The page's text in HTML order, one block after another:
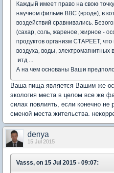
Каждый имеет право на свою
научном фильме BBC (вроде), в
воздействий сравнивались.
(сахар, соль, жареное, жирное -
продуктов организм СТАРЕЕТ, что
воздуха, воды, электромагнитных
итд ...
А на чем основаны Ваши
Ваша пища является Вашим же
экология места в целом все же
силах повлиять, если конечно не
сменой места жительства.
denya
15 Jul 2015
Vasss, on 15 Jul 2015 - 09:07: